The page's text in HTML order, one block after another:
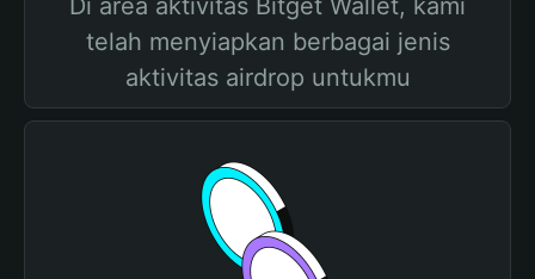
Di area aktivitas Bitget Wallet, kami
telah menyiapkan berbagai jenis
aktivitas airdrop untukmu